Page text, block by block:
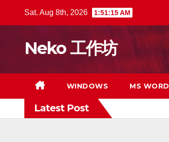
Sat. Aug 8th, 2026 1:51:16 AM
Neko 工作坊
WINDOWS MS WORD
Latest Post